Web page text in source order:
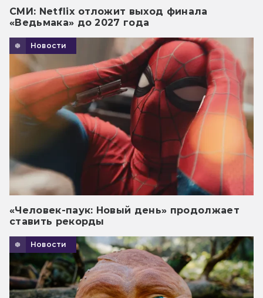
СМИ: Netflix отложит выход финала
«Ведьмака» до 2027 года
Новости
«Человек-паук: Новый день» продолжает
ставить рекорды
Новости